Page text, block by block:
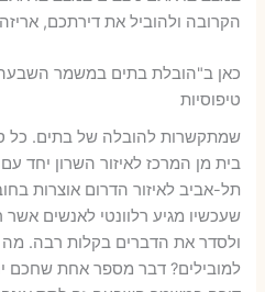
הקרובה ולהוביל את דירתכם,
כאן ב"הובלת בתים במשמר
טיפוסיות
שמתקשרות להובלה של בתים. כל
בית מן המרכז לאיזור השרון יחד
תל-אביב לאיזור הדרום אוצרות
שעכשיו מגיע רלוונטי לאנשים
ולסדר את הדברים בקלות רבה.
למובילים? דבר מספר אחת שחכם